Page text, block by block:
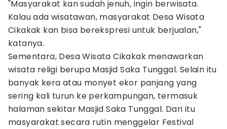
"Masyarakat kan sudah jenuh, ingin berwisata.
Kalau ada wisatawan, masyarakat Desa Wisata
Cikakak kan bisa berekspresi untuk berjualan,"
katanya.
Sementara, Desa Wisata Cikakak menawarkan
wisata religi berupa Masjid Saka Tunggal. Selain itu
banyak kera atau monyet ekor panjang yang
sering kali turun ke perkampungan, termasuk
halaman sekitar Masjid Saka Tunggal. Dari itu
masyarakat secara rutin menggelar Festival